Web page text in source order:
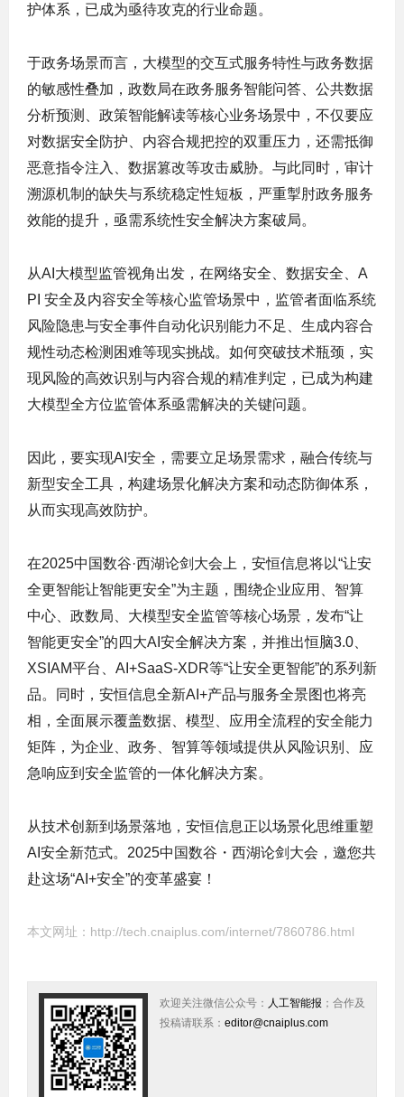
护体系，已成为亟待攻克的行业命题。
于政务场景而言，大模型的交互式服务特性与政务数据
的敏感性叠加，政数局在政务服务智能问答、公共数据
分析预测、政策智能解读等核心业务场景中，不仅要应
对数据安全防护、内容合规把控的双重压力，还需抵御
恶意指令注入、数据篡改等攻击威胁。与此同时，审计
溯源机制的缺失与系统稳定性短板，严重掣肘政务服务
效能的提升，亟需系统性安全解决方案破局。
从AI大模型监管视角出发，在网络安全、数据安全、A
PI 安全及内容安全等核心监管场景中，监管者面临系统
风险隐患与安全事件自动化识别能力不足、生成内容合
规性动态检测困难等现实挑战。如何突破技术瓶颈，实
现风险的高效识别与内容合规的精准判定，已成为构建
大模型全方位监管体系亟需解决的关键问题。
因此，要实现AI安全，需要立足场景需求，融合传统与
新型安全工具，构建场景化解决方案和动态防御体系，
从而实现高效防护。
在2025中国数谷·西湖论剑大会上，安恒信息将以“让安
全更智能让智能更安全”为主题，围绕企业应用、智算
中心、政数局、大模型安全监管等核心场景，发布“让
智能更安全”的四大AI安全解决方案，并推出恒脑3.0、
XSIAM平台、AI+SaaS-XDR等“让安全更智能”的系列新
品。同时，安恒信息全新AI+产品与服务全景图也将亮
相，全面展示覆盖数据、模型、应用全流程的安全能力
矩阵，为企业、政务、智算等领域提供从风险识别、应
急响应到安全监管的一体化解决方案。
从技术创新到场景落地，安恒信息正以场景化思维重塑
AI安全新范式。2025中国数谷・西湖论剑大会，邀您共
赴这场“AI+安全”的变革盛宴！
本文网址： http://tech.cnaiplus.com/internet/7860786.html
欢迎关注微信公众号： 人工智能报 ；合作及
投稿请联系： editor@cnaiplus.com